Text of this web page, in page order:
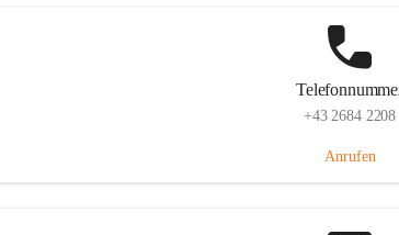
+43 2684 2208
Anrufen